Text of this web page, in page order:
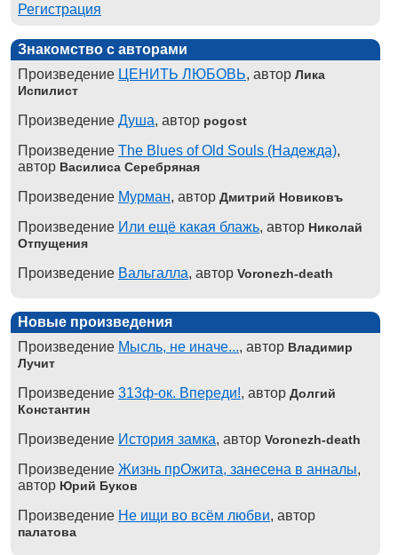
Регистрация
Знакомство с авторами
Произведение ЦЕНИТЬ ЛЮБОВЬ, автор Лика
Испилист
Произведение Душа, автор pogost
Произведение The Blues of Old Souls (Надежда),
автор Василиса Серебряная
Произведение Мурман, автор Дмитрий Новиковъ
Произведение Или ещё какая блажь, автор Николай
Отпущения
Произведение Вальгалла, автор Voronezh-death
Новые произведения
Произведение Мысль, не иначе..., автор Владимир
Лучит
Произведение 313ф-ок. Впереди!, автор Долгий
Константин
Произведение История замка, автор Voronezh-death
Произведение Жизнь прОжита, занесена в анналы,
автор Юрий Буков
Произведение Не ищи во всём любви, автор
палатова